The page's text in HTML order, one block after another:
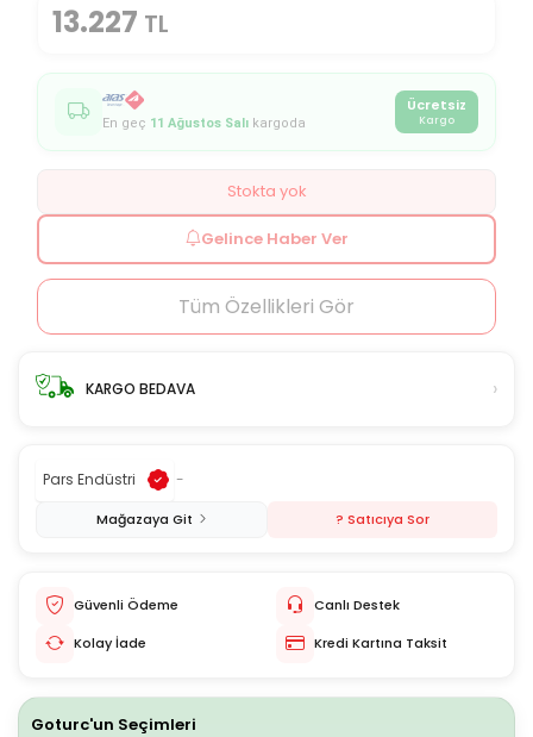
13.227 TL
En geç 11 Ağustos Salı kargoda
Ücretsiz
Kargo
Stokta yok
Gelince Haber Ver
Tüm Özellikleri Gör
KARGO BEDAVA ›
Pars Endüstri -
Mağazaya Git ? Satıcıya Sor
Güvenli Ödeme
Canlı Destek
Kolay İade
Kredi Kartına Taksit
Goturc'un Seçimleri